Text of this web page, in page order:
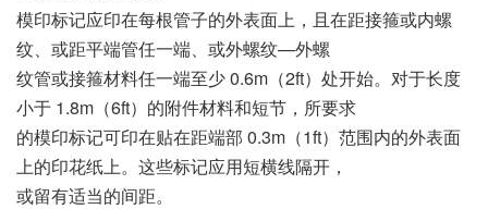
模印标记应印在每根管子的外表面上，且在距接箍或内螺
纹、或距平端管任一端、或外螺纹—外螺
纹管或接箍材料任一端至少 0.6m（2ft）处开始。对于长度
小于 1.8m（6ft）的附件材料和短节，所要求
的模印标记可印在贴在距端部 0.3m（1ft）范围内的外表面
上的印花纸上。这些标记应用短横线隔开，
或留有适当的间距。